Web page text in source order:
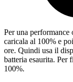
Per una performance
caricala al 100% e
ore. Quindi usa il
batteria esaurita. Per
100%.